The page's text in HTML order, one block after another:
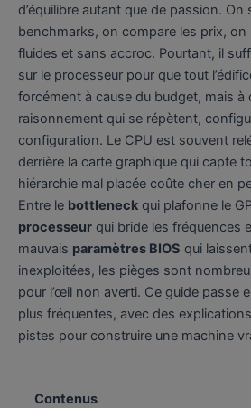
d’équilibre autant que de passion. On
benchmarks, on compare les prix, on
fluides et sans accroc. Pourtant, il
sur le processeur pour que tout
forcément à cause du budget, mais à
raisonnement qui se répètent,
configuration. Le CPU est souvent
derrière la carte graphique qui capte
hiérarchie mal placée coûte cher en
Entre le bottleneck qui plafonne le
processeur qui bride les fréquences
mauvais paramètres BIOS qui
inexploitées, les pièges sont
pour l’œil non averti. Ce guide passe
plus fréquentes, avec des
pistes pour construire une machine
Contenus